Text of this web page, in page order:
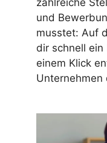
und
musstet: Auf
dir schnell
einem Klick
Unternehmen